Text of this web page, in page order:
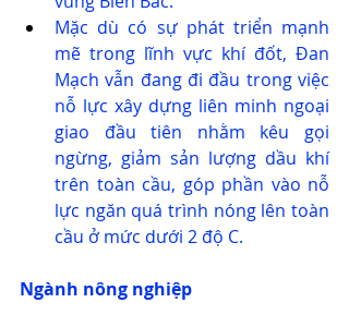
Mặc dù có sự phát triển mạnh
mẽ trong lĩnh vực khí đốt, Đan
Mạch vẫn đang đi đầu trong việc
nỗ lực xây dựng liên minh ngoại
giao đầu tiên nhằm kêu gọi
ngừng, giảm sản lượng dầu khí
trên toàn cầu, góp phần vào nỗ
lực ngăn quá trình nóng lên toàn
cầu ở mức dưới 2 độ C.
Ngành nông nghiệp